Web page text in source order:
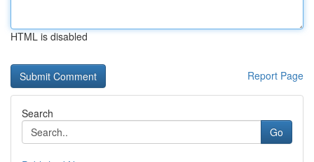
HTML is disabled
Report Page
Search
Go